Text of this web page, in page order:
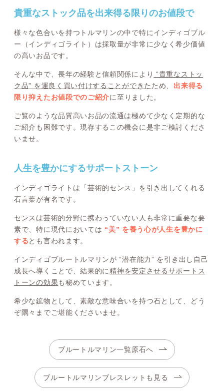
貴重なストック品を出来得る限りのお値段で
様々な色合いを持つトルマリンの中で特にインディゴブル
ー（インディゴライト）は採取量が非常に少なく希少価値
の高いお品です。
そんな中で、長年の経験と信頼関係により “貴重なストッ
ク品” を運良く買い付けすることができた ため、 出来得る
限り抑えたお値段でのご紹介に至りました。
ご覧のような品質高いお品の流通は極めて少なく定期的な
ご紹介も困難です。現存するこの機会に是非ご検討くださ
いませ。
人生を豊かにするサポートストーン
インディゴライトは「芸術的センス」を引き出してくれる
石言葉が有名です。
センスは芸術的分野に携わっていない人も非常に重要な要
素で、特に現代においては “美” を養う心が人生を豊かに
するとも言われます。
インディゴブルートルマリンが “潜在能力” を引き出し自己
成長へ導くことで、結果的に精神を安定させるサポートス
トーンの効果も秘めています。
希少な鉱物として、素敵な意味合いを持つ石として、どう
ぞ隅々までご堪能くださいませ。
ブルートルマリン一覧原石へ
ブルートルマリンブレスレットも見る